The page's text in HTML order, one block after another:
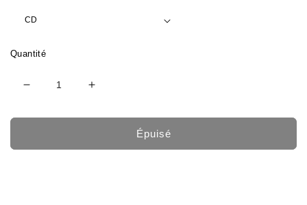
Quantité
Réduire
quantité
SEEKERS
Augmenter
quantité
SEEKERS
Épuisé